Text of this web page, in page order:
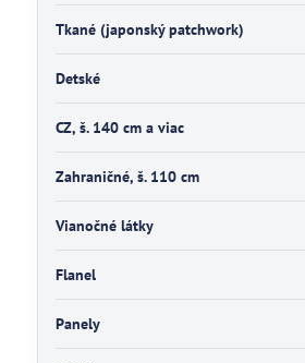
Tkané (japonský patchwork)
Detské
CZ, š. 140 cm a viac
Zahraničné, š. 110 cm
Vianočné látky
Flanel
Panely